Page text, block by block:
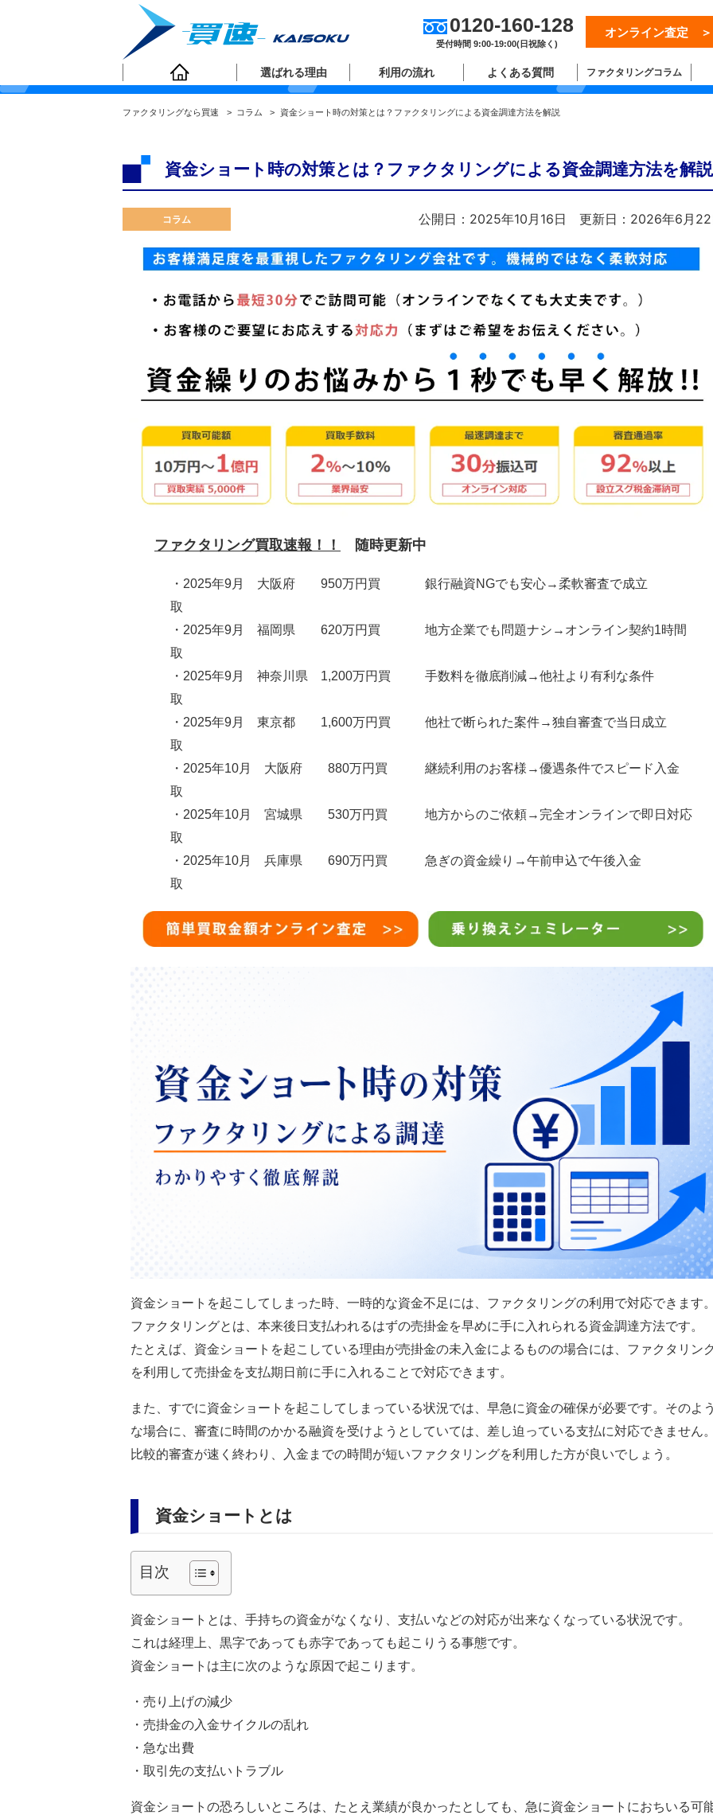
0120-160-128
受付時間 9:00-19:00(日祝除く)
オンライン査定 ＞
選ばれる理由 利用の流れ よくある質問 ファクタリングコラム
ファクタリングコラム
ファクタリングなら買速 > コラム > 資金ショート時の対策とは？ファクタリングによる資金調達方法を解説
資金ショート時の対策とは？ファクタリングによる資金調達方法を解説
コラム 公開日：2025年10月16日 更新日：2026年6月22
ファクタリング買取速報！！ 随時更新中
・2025年9月 大阪府 950万円買
取
銀行融資NGでも安心→柔軟審査で成立
・2025年9月 福岡県 620万円買
取
地方企業でも問題ナシ→オンライン契約1時間
・2025年9月 神奈川県 1,200万円買
取
手数料を徹底削減→他社より有利な条件
・2025年9月 東京都 1,600万円買
取
他社で断られた案件→独自審査で当日成立
・2025年10月 大阪府 880万円買
取
継続利用のお客様→優遇条件でスピード入金
・2025年10月 宮城県 530万円買
取
地方からのご依頼→完全オンラインで即日対応
・2025年10月 兵庫県 690万円買
取
急ぎの資金繰り→午前申込で午後入金
資金ショートを起こしてしまった時、一時的な資金不足には、ファクタリングの利用で対応できます。
ファクタリングとは、本来後日支払われるはずの売掛金を早めに手に入れられる資金調達方法です。
たとえば、資金ショートを起こしている理由が売掛金の未入金によるものの場合には、ファクタリン
を利用して売掛金を支払期日前に手に入れることで対応できます。
また、すでに資金ショートを起こしてしまっている状況では、早急に資金の確保が必要です。そのよう
な場合に、審査に時間のかかる融資を受けようとしていては、差し迫っている支払に対応できません。
比較的審査が速く終わり、入金までの時間が短いファクタリングを利用した方が良いでしょう。
資金ショートとは
目次
資金ショートとは、手持ちの資金がなくなり、支払いなどの対応が出来なくなっている状況です。
これは経理上、黒字であっても赤字であっても起こりうる事態です。
資金ショートは主に次のような原因で起こります。
・売り上げの減少
・売掛金の入金サイクルの乱れ
・急な出費
・取引先の支払いトラブル
資金ショートの恐ろしいところは、たとえ業績が良かったとしても、急に資金ショートにおちいる可